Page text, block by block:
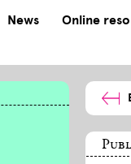
News Online